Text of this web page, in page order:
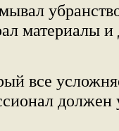
материалы
все
должен